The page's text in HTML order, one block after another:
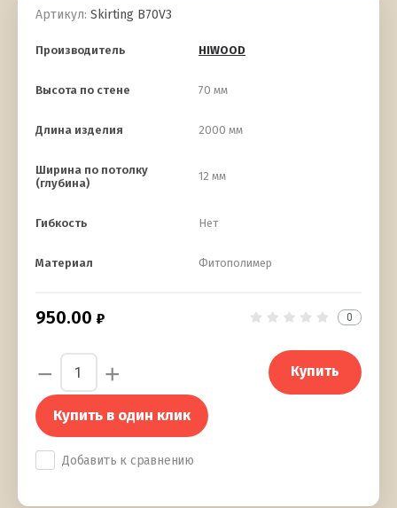
Артикул: Skirting B70V3
Производитель HIWOOD
Высота по стене 70 мм
Длина изделия 2000 мм
Ширина по потолку
(глубина)
12 мм
Гибкость Нет
Материал Фитополимер
950.00 0
− + Купить
Купить в один клик
Добавить к сравнению